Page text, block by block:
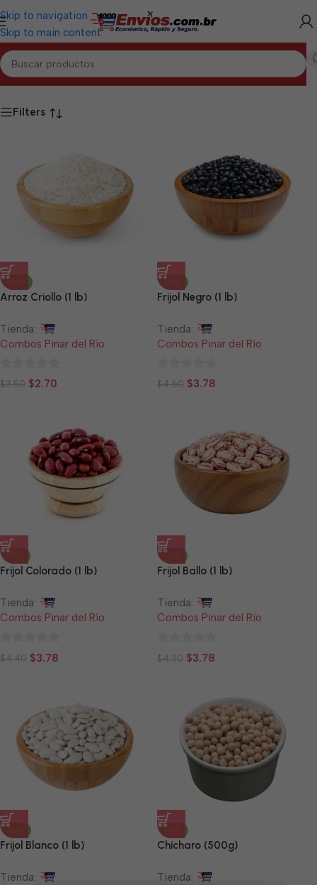
Skip to navigation
Skip to main content
Inicio/PINAR DEL RÍO/Granos Pinar del Río
Filters
-23%
Arroz Criollo (1 lb)
Tienda:
Combos Pinar del Río
0
$3.50 $2.70
-18%
Frijol Negro (1 lb)
Tienda:
Combos Pinar del Río
0
$4.60 $3.78
Frijol Colorado (1 lb)
Tienda:
Combos Pinar del Río
0
$4.40 $3.78
Frijol Ballo (1 lb)
Tienda:
Combos Pinar del Río
0
$4.30 $3.78
-16%
Frijol Blanco (1 lb)
Tienda:
-10%
Chícharo (500g)
Tienda: